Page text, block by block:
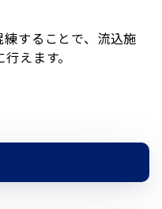
することで、流込施
えます。